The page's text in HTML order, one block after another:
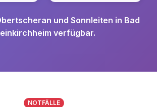
und Sonnleiten in Bad
verfügbar.
NOTFÄLLE